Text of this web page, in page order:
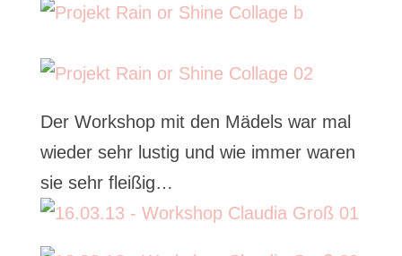
Der Workshop mit den Mädels war mal
wieder sehr lustig und wie immer waren
sie sehr fleißig…